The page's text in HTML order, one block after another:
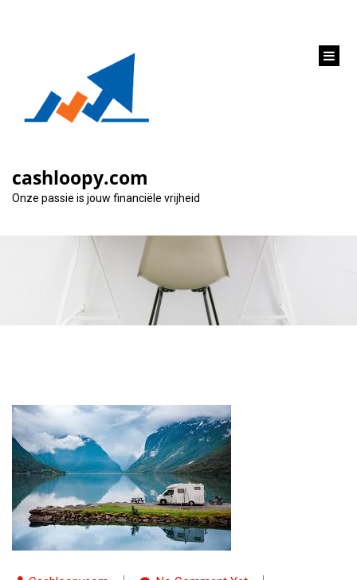
cashloopy.com
Onze passie is jouw financiële vrijheid
Geld besparen? Begin
met leningen
vergelijken!